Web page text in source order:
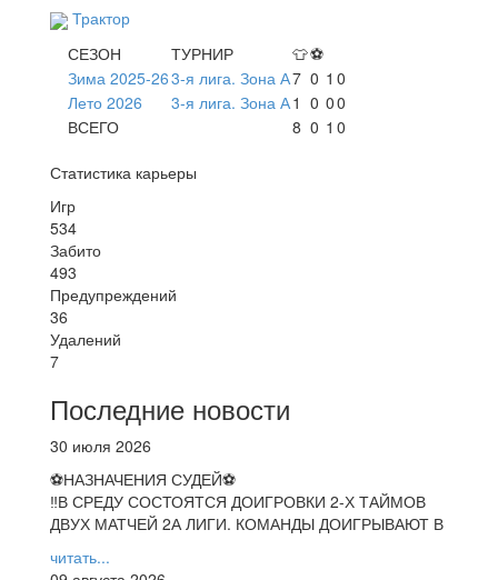
Трактор
СЕЗОН
ТУРНИР 👕⚽
Зима 2025-263-я лига. Зона А7 0 1 0
Лето 2026
3-я лига. Зона А1 0 00
ВСЕГО
8 0 1 0
Статистика карьеры
Игр
534
Забито
493
Предупреждений
36
Удалений
7
Последние новости
30 июля 2026
⚽НАЗНАЧЕНИЯ СУДЕЙ⚽
‼В СРЕДУ СОСТОЯТСЯ ДОИГРОВКИ 2-Х ТАЙМОВ
ДВУХ МАТЧЕЙ 2А ЛИГИ. КОМАНДЫ ДОИГРЫВАЮТ В
читать...